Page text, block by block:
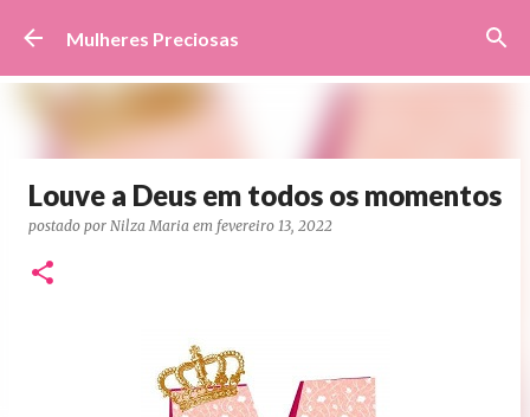
Pular para o conteúdo principal
Mulheres Preciosas
Louve a Deus em todos os momentos
postado por Nilza Maria em fevereiro 13, 2022